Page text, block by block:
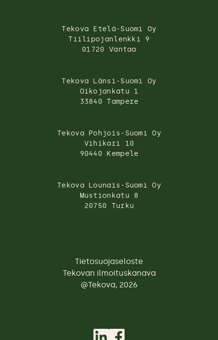
Tekova Etelä-Suomi Oy
Tiilipojanlenkki 9
01720 Vantaa
Tekova Länsi-Suomi Oy
Oikojankatu 1
33840 Tampere
Tekova Pohjois-Suomi Oy
Vihikari 10
90440 Kempele
Tekova Lounais-Suomi Oy
Mustionkatu 8
20750 Turku
Tietosuojaseloste
Tekovan ilmoituskanava
@Tekova, 2026